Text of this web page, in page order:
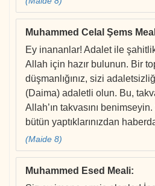
Muhammed Celal Şems
Ey inananlar! Adalet ile
Allah için hazır bulunun. Bir
düşmanlığınız, sizi
(Daima) adaletli olun. Bu,
Allah’ın takvasını
bütün yaptıklarınızdan
(Maide 8)
Muhammed Esed Meali: